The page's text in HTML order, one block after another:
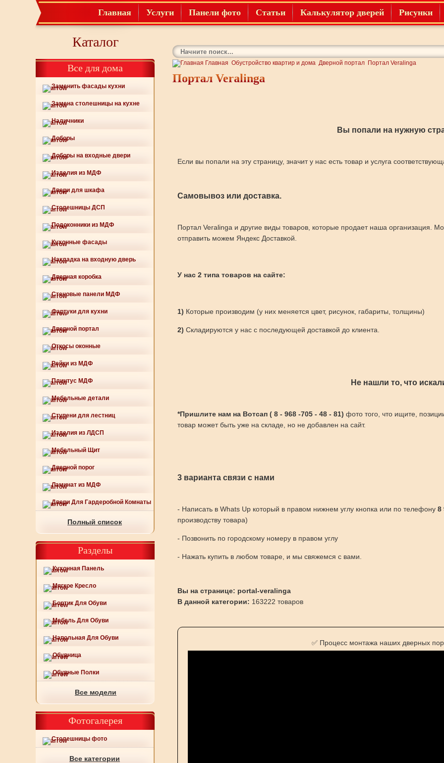
Главная Услуги Панели фото Статьи Калькулятор дверей Рисунки
Каталог
Все для дома
Заменить фасады кухни
Замена столешницы на кухне
Наличники
Доборы
Доборы на входные двери
Изделия из МДФ
Двери для шкафа
Столешницы ДСП
Подоконники из МДФ
Кухонные фасады
Накладка на входную дверь
Дверная коробка
Стеновые панели МДФ
Фартуки для кухни
Дверной портал
Откосы оконные
Рейки из МДФ
Плинтус МДФ
Мебельные детали
Ступени для лестниц
Изделия из ЛДСП
Мебельный Щит
Дверной порог
Ламинат из МДФ
Двери Для Гардеробной Комнаты
Полный список
Разделы
Кухонная Панель
Мягкое Кресло
Бортик Для Обуви
Мебель Для Обуви
Напольная Для Обуви
Обувница
Обувные Полки
Все модели
Фотогалерея
Столешницы фото
Все категории
Главная Обустройство квартир и дома Дверной портал Портал Veralinga
Портал Veralinga
Вы попали на нужную
Если вы попали на эту страницу, значит у нас есть товар и услуга
Самовывоз или доставка.
Портал Veralinga и другие виды товаров, которые продает наша организация.
отправить можем Яндекс Доставкой.
У нас 2 типа товаров на сайте:
1) Которые производим (у них меняется цвет, рисунок, габариты, толщины)
2) Складируются у нас с последующей доставкой до клиента.
Не нашли то, что
*Пришлите нам на Вотсап ( 8 - 968 -705 - 48 - 81) фото того, что ищите,
товар может быть уже на складе, но не добавлен на сайт.
3 варианта связи с нами
- Написать в Whats Up который в правом нижнем углу кнопка или по телефону 8
производству товара)
- Позвонить по городскому номеру в правом углу
- Нажать купить в любом товаре, и мы свяжемся с вами.
Вы на странице: portal-veralinga
В данной категории: 163222 товаров
✅ Процесс монтажа наших дверных